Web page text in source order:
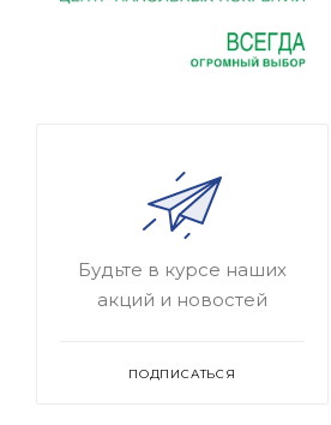
Будьте в курсе наших
акций и новостей
ПОДПИСАТЬСЯ